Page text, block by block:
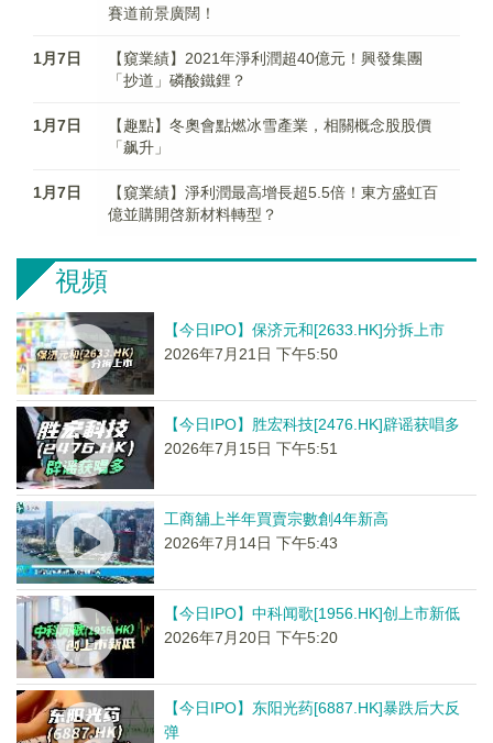
賽道前景廣闊！
1月7日
【窺業績】2021年淨利潤超40億元！興發集團
「抄道」磷酸鐵鋰？
1月7日
【趣點】冬奧會點燃冰雪產業，相關概念股股價
「飙升」
1月7日
【窺業績】淨利潤最高增長超5.5倍！東方盛虹百
億並購開啓新材料轉型？
視頻
【今日IPO】保济元和[2633.HK]分拆上市
2026年7月21日 下午5:50
【今日IPO】胜宏科技[2476.HK]辟谣获唱多
2026年7月15日 下午5:51
工商舖上半年買賣宗數創4年新高
2026年7月14日 下午5:43
【今日IPO】中科闻歌[1956.HK]创上市新低
2026年7月20日 下午5:20
【今日IPO】东阳光药[6887.HK]暴跌后大反
弹